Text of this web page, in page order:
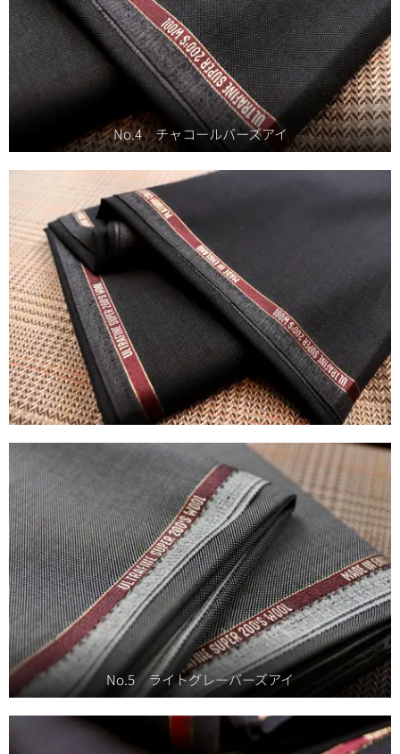
No.4 チャコールバーズアイ
No.5 ライトグレーバーズアイ